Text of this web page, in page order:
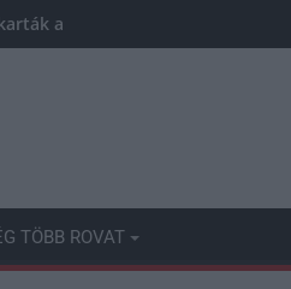
a JÉGER további
TÖBB ROVAT